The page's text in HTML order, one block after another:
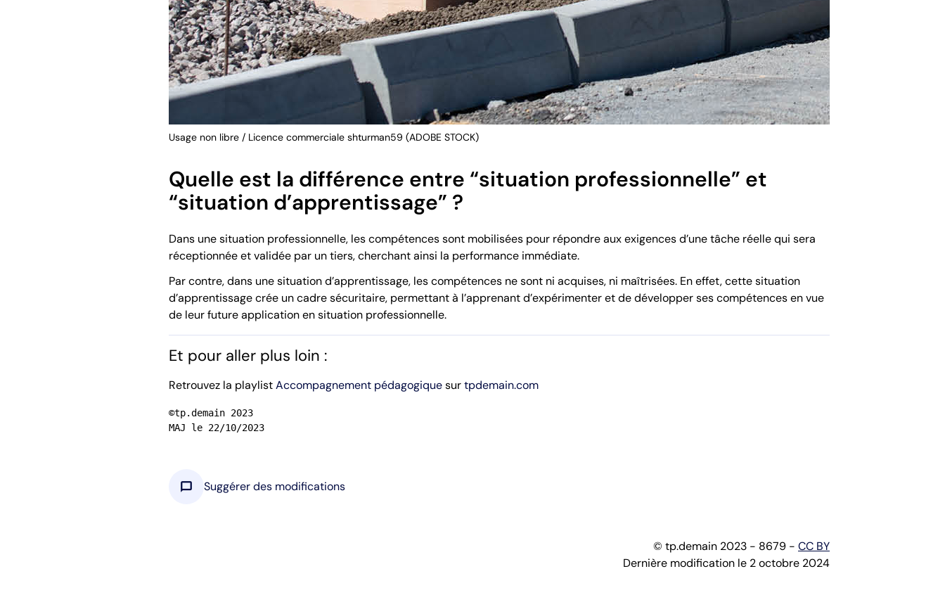
Usage non libre / Licence commerciale shturman59 (ADOBE STOCK)
Quelle est la différence entre “situation professionnelle” et
“situation d’apprentissage” ?
Dans une situation professionnelle, les compétences sont mobilisées pour répondre aux exigences d’une tâche réelle qui sera
réceptionnée et validée par un tiers, cherchant ainsi la performance immédiate.
Par contre, dans une situation d’apprentissage, les compétences ne sont ni acquises, ni maîtrisées. En effet, cette situation
d’apprentissage crée un cadre sécuritaire, permettant à l’apprenant d’expérimenter et de développer ses compétences en vue
de leur future application en situation professionnelle.
Et pour aller plus loin :
Retrouvez la playlistAccompagnement pédagogiquesurtpdemain.com
©tp.demain 2023
MAJ le 22/10/2023
chat_bubble Suggérer des modifications
© tp.demain 2023 - 8679 - CC BY
Dernière modification le 2 octobre 2024